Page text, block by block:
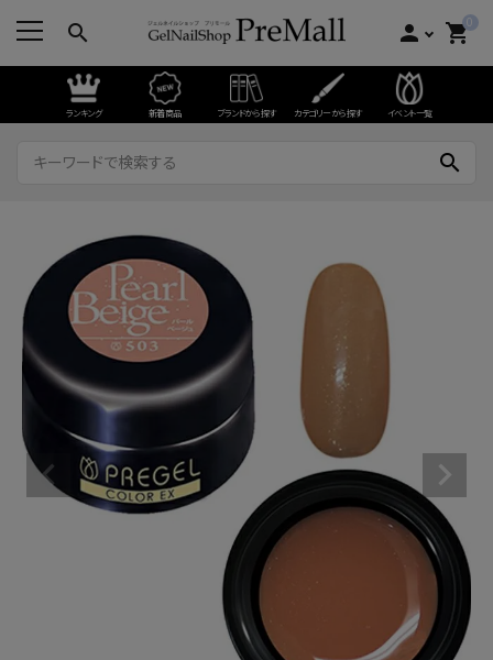
search person 0
shopping_cart
ランキング 新着商品 ブランドから探す カテゴリーから探す イベント一覧
search